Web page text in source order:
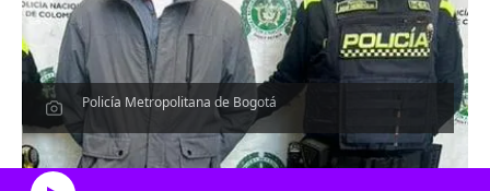
Policía Metropolitana de Bogotá
Escucha el artículo